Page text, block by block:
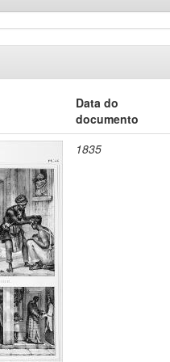
Data do
documento
1835